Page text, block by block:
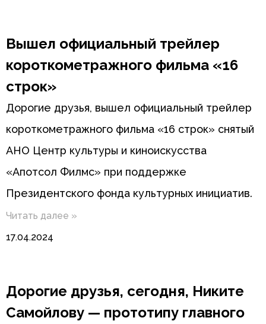
Вышел официальный трейлер
короткометражного фильма «16
строк»
Дорогие друзья, вышел официальный трейлер
короткометражного фильма «16 строк» снятый
АНО Центр культуры и киноискусства
«Апотсол Филмс» при поддержке
Президентского фонда культурных инициатив.
Читать далее »
17.04.2024
Дорогие друзья, сегодня, Никите
Самойлову — прототипу главного